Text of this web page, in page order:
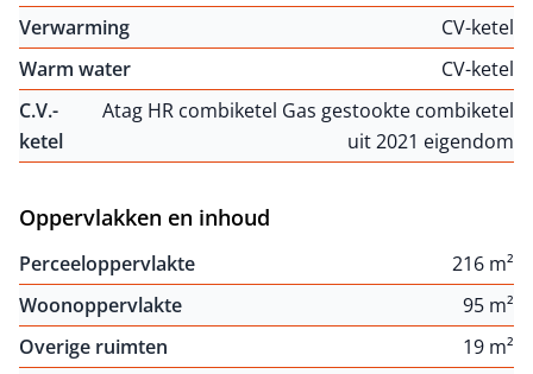
Verwarming
CV-ketel
Warm water
CV-ketel
C.V.-
ketel
Atag HR combiketel Gas gestookte combiketel
uit 2021 eigendom
Oppervlakken en inhoud
Perceeloppervlakte
216 m²
Woonoppervlakte
95 m²
Overige ruimten
19 m²